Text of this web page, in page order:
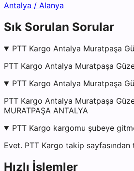
Antalya / Alanya
Sık Sorulan Sorular
PTT Kargo Antalya Muratpaşa
PTT Kargo Antalya Muratpaşa
PTT Kargo Antalya Muratpaşa
PTT Kargo Antalya Muratpaşa
MURATPAŞA ANTALYA
PTT Kargo kargomu şubeye
Evet. PTT Kargo takip
Hızlı İşlemler